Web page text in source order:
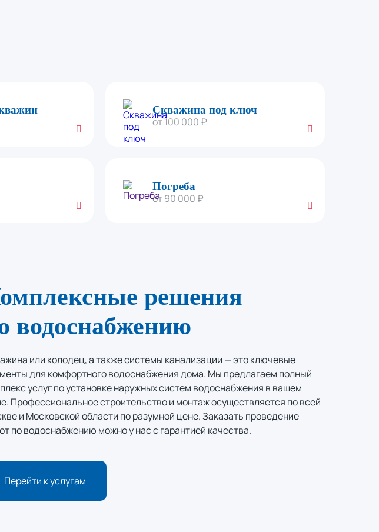
Скважина под ключ
от 100 000 ₽
Погреба
от 90 000 ₽
решения
водоснабжению
или колодец, а также системы канализации — это ключевые
для комфортного водоснабжения дома. Мы предлагаем полный
услуг по установке наружных систем водоснабжения в вашем
Профессиональное строительство и монтаж осуществляется по всей
и Московской области по разумной цене. Заказать проведение
по водоснабжению можно у нас с гарантией качества.
Перейти к услугам